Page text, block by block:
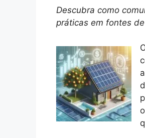
Descubra como
práticas em fontes